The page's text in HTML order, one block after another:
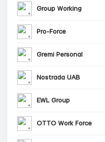
Group Working
Pro-Force
Gremi Personal
Nostrada UAB
EWL Group
OTTO Work Force